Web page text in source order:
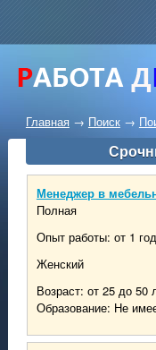
Главная → Поиск→
Менеджер в
Полная
Опыт работы: от 1
Женский
Возраст: от 25 до 50
Образование: Не